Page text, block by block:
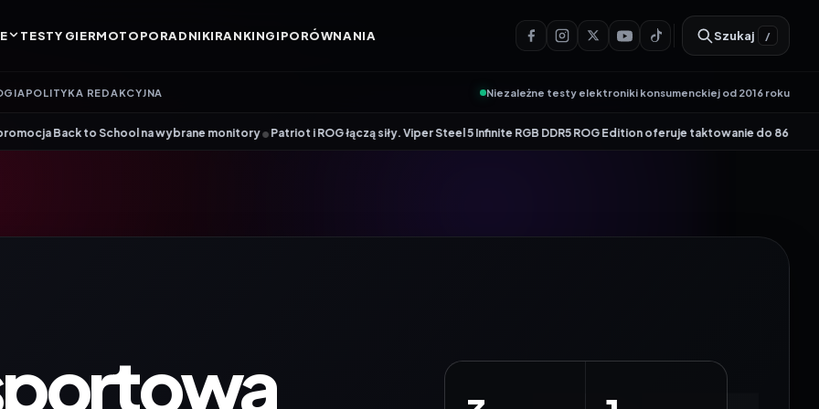
TESTY GIERMOTOPORADNIKIRANKINGIPORÓWNANIA Szukaj /
POLITYKA REDAKCYJNA Niezależne testy elektroniki konsumenckiej od 2016 roku
na wybrane monitory•Patriot i ROG łączą siły. Viper Steel 5 Infinite RGB DDR5 ROG Edition oferuje taktowanie do 8600 MT/s•Genesis